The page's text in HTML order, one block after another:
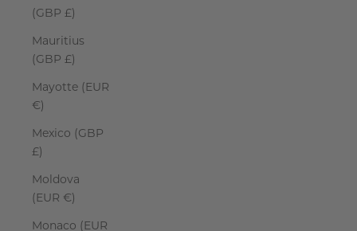
(GBP £)
Mauritius
(GBP £)
Mayotte (EUR
€)
Mexico (GBP
£)
Moldova
(EUR €)
Monaco (EUR